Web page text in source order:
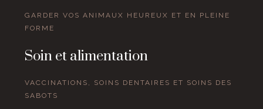
GARDER VOS ANIMAUX HEUREUX ET EN PLEINE
FORME
Soin et alimentation
VACCINATIONS, SOINS DENTAIRES ET SOINS DES
SABOTS